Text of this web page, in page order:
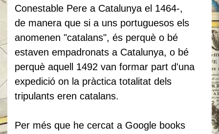
Conestable Pere a Catalunya el 1464-,
de manera que si a uns portuguesos els
anomenen "catalans", és perquè o bé
estaven empadronats a Catalunya, o bé
perquè aquell 1492 van formar part d'una
expedició on la pràctica totalitat dels
tripulants eren catalans.
Per més que he cercat a Google books